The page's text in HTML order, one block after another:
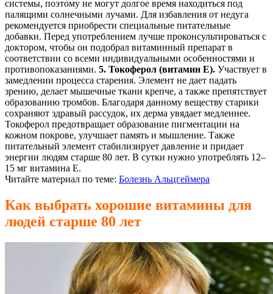
системы, поэтому не могут долгое время находиться под
палящими солнечными лучами. Для избавления от недуга
рекомендуется приобрести специальные питательные
добавки. Перед употреблением лучше проконсультироваться с
доктором, чтобы он подобрал витаминный препарат в
соответствии со всеми индивидуальными особенностями и
противопоказаниями. 5. Токоферол (витамин Е). Участвует в
замедлении процесса старения. Элемент не дает падать
зрению, делает мышечные ткани крепче, а также препятствует
образованию тромбов. Благодаря данному веществу старики
сохраняют здравый рассудок, их дерма увядает медленнее.
Токоферол предотвращает образование пигментации на
кожном покрове, улучшает память и мышление. Также
питательный элемент стабилизирует давление и придает
энергии людям старше 80 лет. В сутки нужно употреблять 12–
15 мг витамина Е.
Читайте материал по теме: Болезнь Альцгеймера
Как выбрать хорошие витамины для
людей старше 80 лет